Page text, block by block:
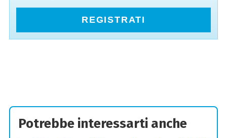
REGISTRATI
Potrebbe interessarti anche